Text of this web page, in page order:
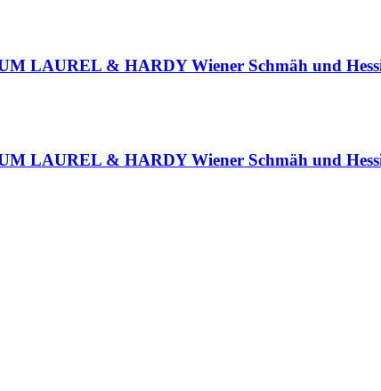
LAUREL & HARDY Wiener Schmäh und
LAUREL & HARDY Wiener Schmäh und